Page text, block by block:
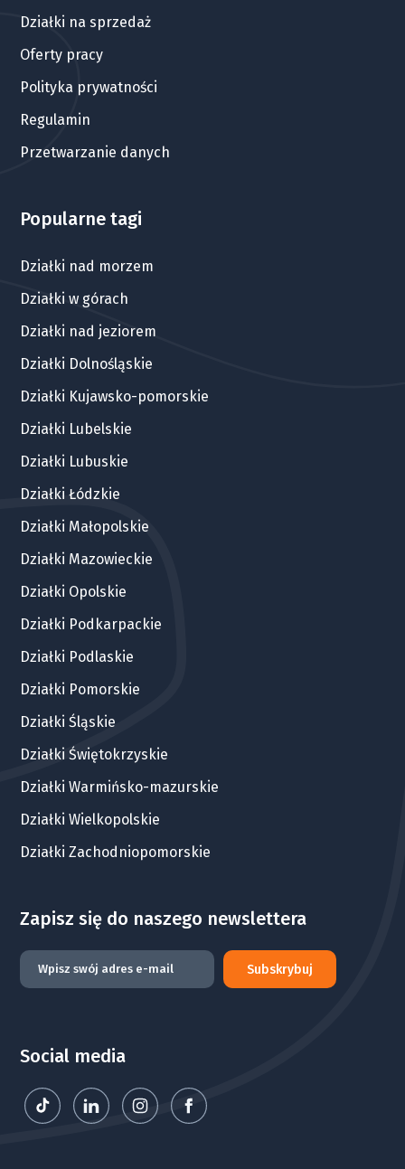
Działki na sprzedaż
Oferty pracy
Polityka prywatności
Regulamin
Przetwarzanie danych
Popularne tagi
Działki nad morzem
Działki w górach
Działki nad jeziorem
Działki Dolnośląskie
Działki Kujawsko-pomorskie
Działki Lubelskie
Działki Lubuskie
Działki Łódzkie
Działki Małopolskie
Działki Mazowieckie
Działki Opolskie
Działki Podkarpackie
Działki Podlaskie
Działki Pomorskie
Działki Śląskie
Działki Świętokrzyskie
Działki Warmińsko-mazurskie
Działki Wielkopolskie
Działki Zachodniopomorskie
Zapisz się do naszego newslettera
Subskrybuj
Social media